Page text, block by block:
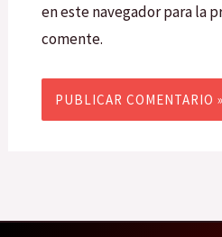
en este navegador para la
comente.